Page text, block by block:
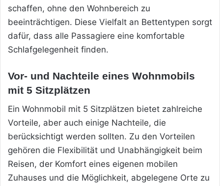
schaffen, ohne den Wohnbereich zu
beeinträchtigen. Diese Vielfalt an Bettentypen sorgt
dafür, dass alle Passagiere eine komfortable
Schlafgelegenheit finden.
Vor- und Nachteile eines Wohnmobils
mit 5 Sitzplätzen
Ein Wohnmobil mit 5 Sitzplätzen bietet zahlreiche
Vorteile, aber auch einige Nachteile, die
berücksichtigt werden sollten. Zu den Vorteilen
gehören die Flexibilität und Unabhängigkeit beim
Reisen, der Komfort eines eigenen mobilen
Zuhauses und die Möglichkeit, abgelegene Orte zu